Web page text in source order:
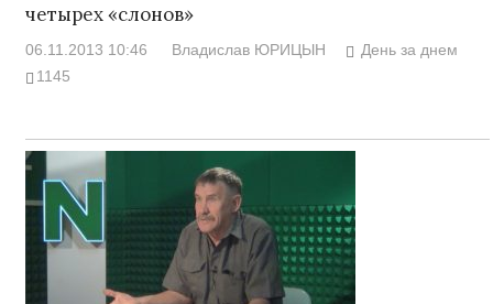
четырех «слонов»
06.11.2013 10:46 Владислав ЮРИЦЫН
День за днем
1145